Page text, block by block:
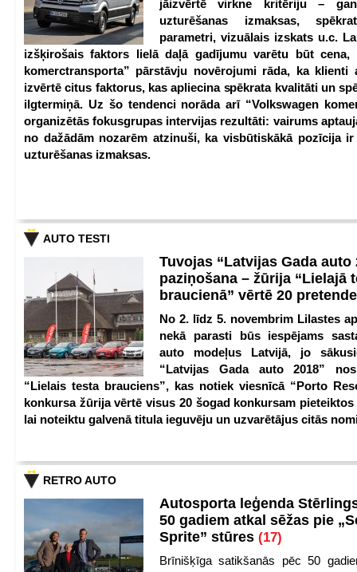
jāizvērtē virkne kritēriju –
uzturēšanas izmaksas,
parametri, vizuālais izskats u.c.
izšķirošais faktors lielā daļā gadījumu varētu būt cena,
komerctransporta” pārstāvju novērojumi rāda, ka klienti
izvērtē citus faktorus, kas apliecina spēkrata kvalitāti un
ilgtermiņā. Uz šo tendenci norāda arī “Volkswagen
organizētās fokusgrupas intervijas rezultāti: vairums
no dažādām nozarēm atzinuši, ka visbūtiskākā pozīcija ir
uzturēšanas izmaksas.
AUTO TESTI
Tuvojas “Latvijas Gada auto
paziņošana – žūrija “Lielajā
braucienā” vērtē 20
No 2. līdz 5. novembrim Lilastes
nekā parasti būs iespējams
auto modeļus Latvijā, jo
“Latvijas Gada auto 2018”
“Lielais testa brauciens”, kas notiek viesnīcā “Porto
konkursa žūrija vērtē visus 20 šogad konkursam
lai noteiktu galvenā titula ieguvēju un uzvarētājus citās
RETRO AUTO
Autosporta leģenda
50 gadiem atkal sēžas pie
Sprite” stūres (17)
Brīnišķīga satikšanās pēc 50